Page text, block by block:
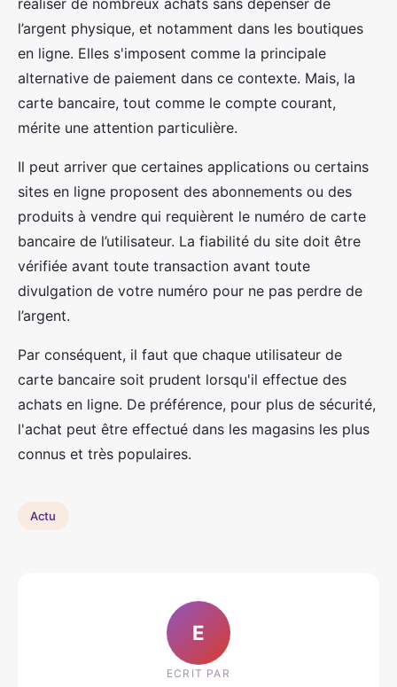
réaliser de nombreux achats sans dépenser de
l’argent physique, et notamment dans les boutiques
en ligne. Elles s'imposent comme la principale
alternative de paiement dans ce contexte. Mais, la
carte bancaire, tout comme le compte courant,
mérite une attention particulière.
Il peut arriver que certaines applications ou certains
sites en ligne proposent des abonnements ou des
produits à vendre qui requièrent le numéro de carte
bancaire de l’utilisateur. La fiabilité du site doit être
vérifiée avant toute transaction avant toute
divulgation de votre numéro pour ne pas perdre de
l’argent.
Par conséquent, il faut que chaque utilisateur de
carte bancaire soit prudent lorsqu'il effectue des
achats en ligne. De préférence, pour plus de sécurité,
l'achat peut être effectué dans les magasins les plus
connus et très populaires.
Actu
E
ECRIT PAR